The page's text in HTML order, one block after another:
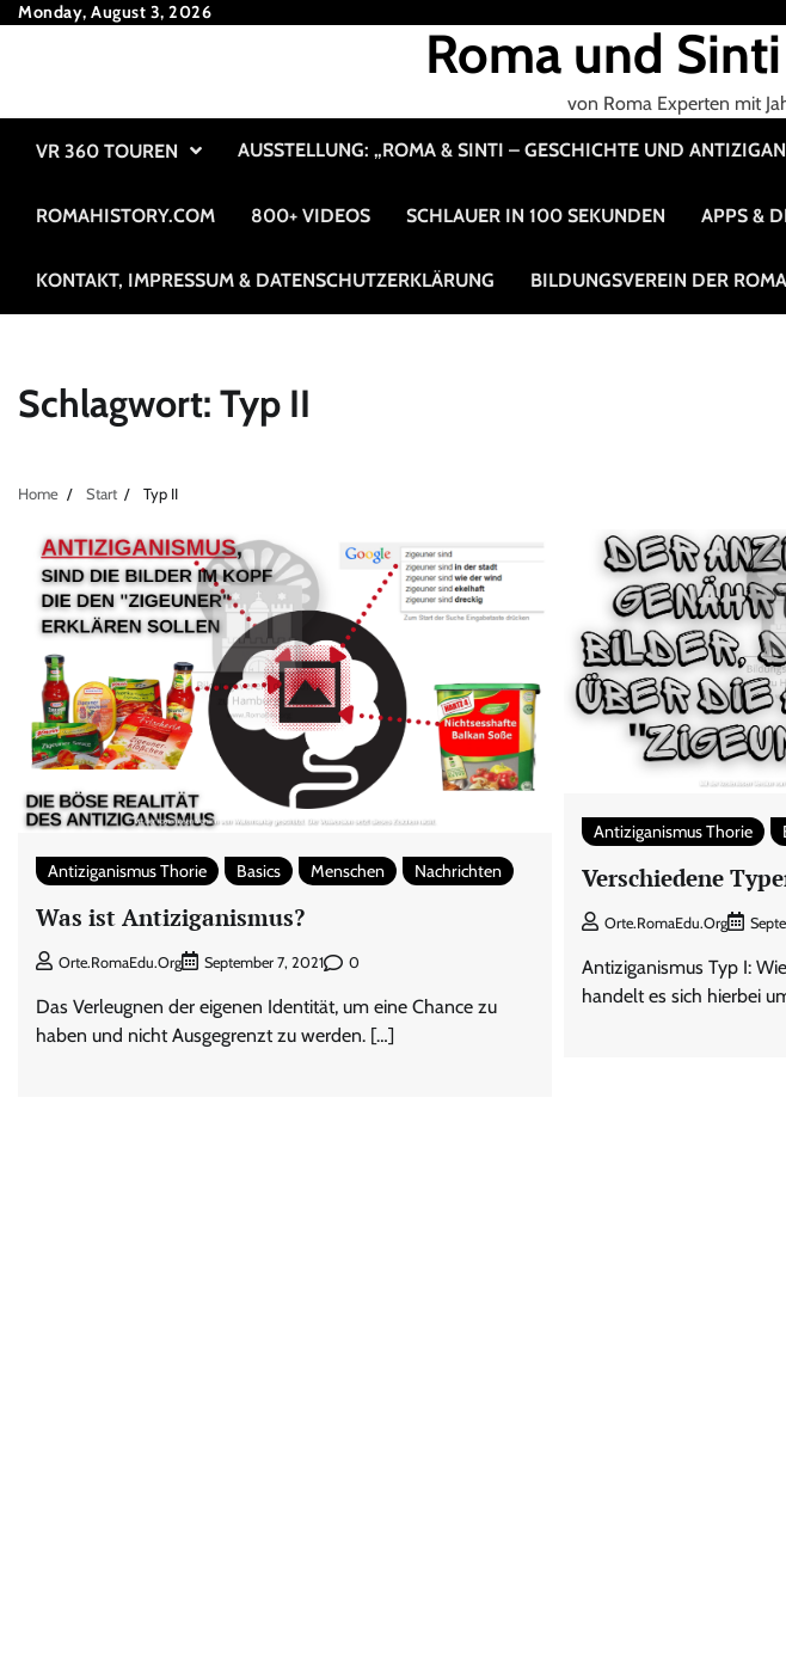
SkipMonday, August 3, 2026
Roma und
von Roma Experten mit
VR 360 TOUREN AUSSTELLUNG: „ROMA & SINTI – GESCHICHTE UND
ROMAHISTORY.COM 800+ VIDEOS SCHLAUER IN 100 SEKUNDEN APPS &
KONTAKT, IMPRESSUM & DATENSCHUTZERKLÄRUNG BILDUNGSVEREIN DER
Schlagwort: Typ II
Home Start Typ II
Antiziganismus Thorie Basics Menschen Nachrichten
Was ist Antiziganismus?
Orte.RomaEdu.org September 7, 2021 0
Das Verleugnen der eigenen Identität, um eine Chance zu
haben und nicht Ausgegrenzt zu werden. […]
Antiziganismus Thorie
Verschiedene
Orte.RomaEdu.org
Antiziganismus Typ I:
handelt es sich hierbei